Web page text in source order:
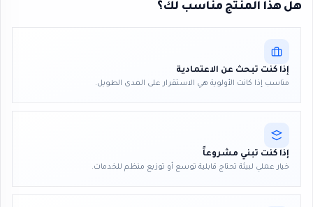
هل هذا المنتج مناسب لك؟
إذا كنت تبحث عن الاعتمادية
مناسب إذا كانت الأولوية هي الاستقرار على المدى الطويل.
إذا كنت تبني مشروعاً
خيار عملي لبيئة تحتاج قابلية توسع أو توزيع منظم للخدمات.